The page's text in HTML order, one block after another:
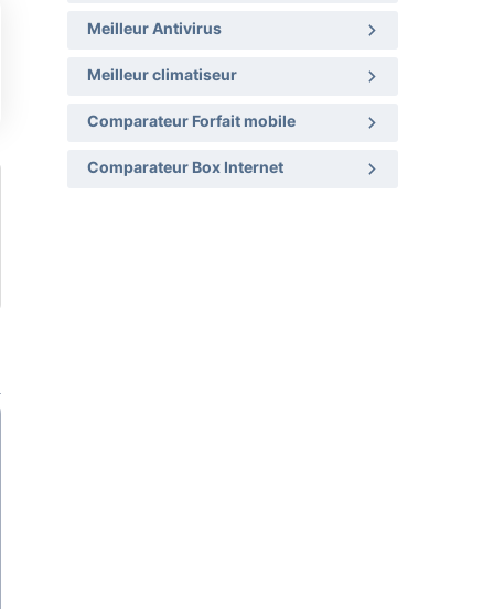
Meilleur Antivirus
Meilleur climatiseur
Comparateur Forfait mobile
Comparateur Box Internet